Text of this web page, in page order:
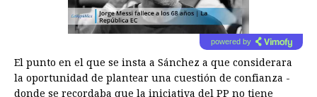
powered by
El punto en el que se insta a Sánchez a que considerara
la oportunidad de plantear una cuestión de confianza -
donde se recordaba que la iniciativa del PP no tiene